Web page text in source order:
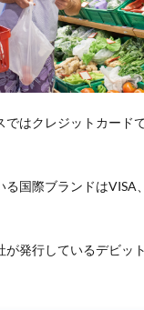
ではクレジットカード
る国際ブランドはVISA
が発行しているデビッ